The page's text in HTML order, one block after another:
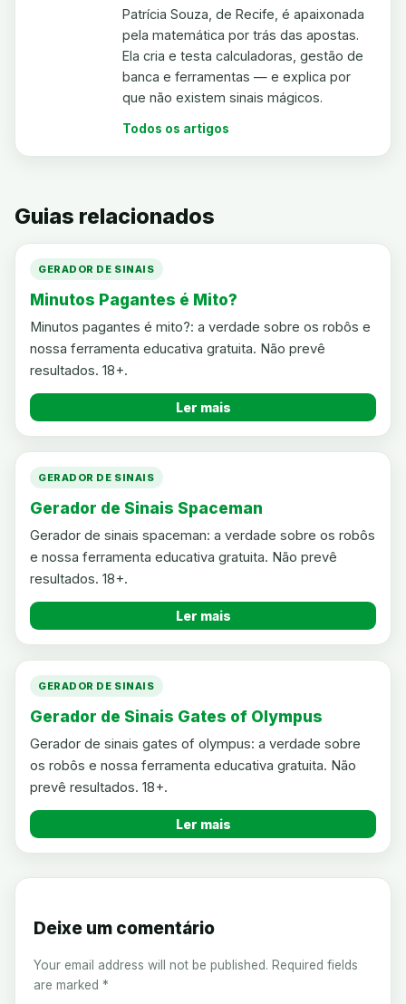
Patrícia Souza, de Recife, é apaixonada
pela matemática por trás das apostas.
Ela cria e testa calculadoras, gestão de
banca e ferramentas — e explica por
que não existem sinais mágicos.
Todos os artigos
Guias relacionados
GERADOR DE SINAIS
Minutos Pagantes é Mito?
Minutos pagantes é mito?: a verdade sobre os robôs e
nossa ferramenta educativa gratuita. Não prevê
resultados. 18+.
Ler mais
GERADOR DE SINAIS
Gerador de Sinais Spaceman
Gerador de sinais spaceman: a verdade sobre os robôs
e nossa ferramenta educativa gratuita. Não prevê
resultados. 18+.
Ler mais
GERADOR DE SINAIS
Gerador de Sinais Gates of Olympus
Gerador de sinais gates of olympus: a verdade sobre
os robôs e nossa ferramenta educativa gratuita. Não
prevê resultados. 18+.
Ler mais
Deixe um comentário
Your email address will not be published. Required fields
are marked *